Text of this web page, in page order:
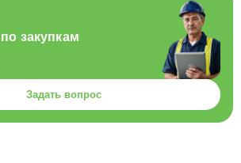
закупкам
Задать вопрос